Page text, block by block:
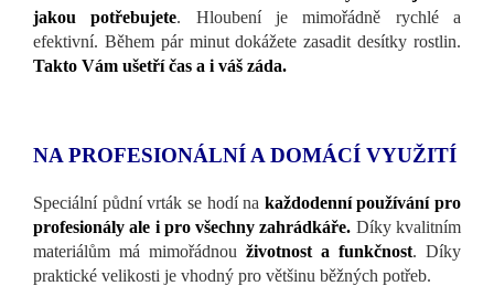
jakou potřebujete. Hloubení je mimořádně rychlé a
efektivní. Během pár minut dokážete zasadit desítky rostlin.
Takto Vám ušetří čas a i váš záda.
NA PROFESIONÁLNÍ A DOMÁCÍ VYUŽITÍ
Speciální půdní vrták se hodí na každodenní používání pro
profesionály ale i pro všechny zahrádkáře. Díky kvalitním
materiálům má mimořádnou životnost a funkčnost. Díky
praktické velikosti je vhodný pro většinu běžných potřeb.